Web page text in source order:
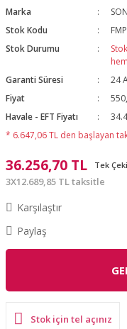
Marka
Stok Kodu
Stok Durumu
Garanti Süresi
24
Fiyat
Havale - EFT Fiyatı
* 6.647,06 TL den başlayan
36.256,70 TL Tek
3X12.689,85 TL taksitle
Karşılaştır
Paylaş
Stok için tel açınız